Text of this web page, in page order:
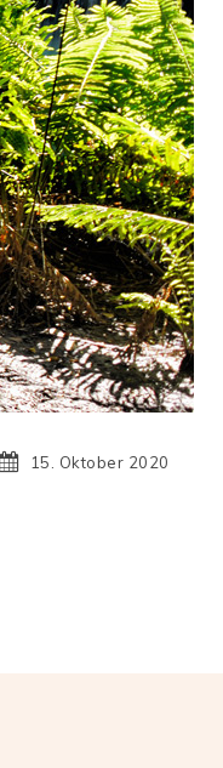
15. Oktober 2020